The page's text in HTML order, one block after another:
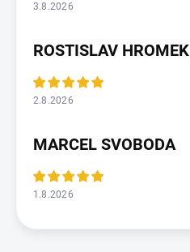
3.8.2026
ROSTISLAV HROMEK
2.8.2026
MARCEL SVOBODA
1.8.2026